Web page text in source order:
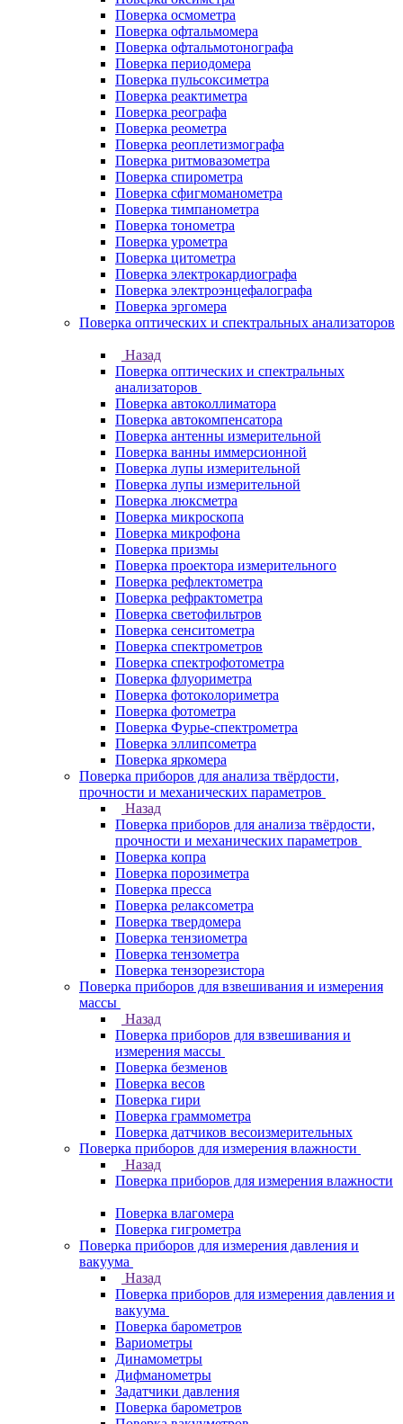
Поверка осмометра
Поверка офтальмомера
Поверка офтальмотонографа
Поверка периодомера
Поверка пульсоксиметра
Поверка реактиметра
Поверка реографа
Поверка реометра
Поверка реоплетизмографа
Поверка ритмовазометра
Поверка спирометра
Поверка сфигмоманометра
Поверка тимпанометра
Поверка тонометра
Поверка урометра
Поверка цитометра
Поверка электрокардиографа
Поверка электроэнцефалографа
Поверка эргомера
Поверка оптических и спектральных анализаторов
Назад
Поверка оптических и спектральных
анализаторов
Поверка автоколлиматора
Поверка автокомпенсатора
Поверка антенны измерительной
Поверка ванны иммерсионной
Поверка лупы измерительной
Поверка лупы измерительной
Поверка люксметра
Поверка микроскопа
Поверка микрофона
Поверка призмы
Поверка проектора измерительного
Поверка рефлектометра
Поверка рефрактометра
Поверка светофильтров
Поверка сенситометра
Поверка спектрометров
Поверка спектрофотометра
Поверка флуориметра
Поверка фотоколориметра
Поверка фотометра
Поверка Фурье-спектрометра
Поверка эллипсометра
Поверка яркомера
Поверка приборов для анализа твёрдости,
прочности и механических параметров
Назад
Поверка приборов для анализа твёрдости,
прочности и механических параметров
Поверка копра
Поверка порозиметра
Поверка пресса
Поверка релаксометра
Поверка твердомера
Поверка тензиометра
Поверка тензометра
Поверка тензорезистора
Поверка приборов для взвешивания и измерения
массы
Назад
Поверка приборов для взвешивания и
измерения массы
Поверка безменов
Поверка весов
Поверка гири
Поверка граммометра
Поверка датчиков весоизмерительных
Поверка приборов для измерения влажности
Назад
Поверка приборов для измерения влажности
Поверка влагомера
Поверка гигрометра
Поверка приборов для измерения давления и
вакуума
Назад
Поверка приборов для измерения давления и
вакуума
Поверка барометров
Вариометры
Динамометры
Дифманометры
Задатчики давления
Поверка барометров